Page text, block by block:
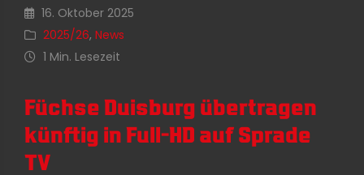
16. Oktober 2025
2025/26, News
1 Min. Lesezeit
Füchse Duisburg übertragen
künftig in Full-HD auf Sprade
TV